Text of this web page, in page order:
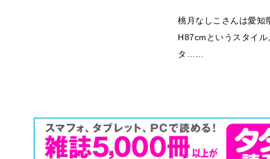
桃月なしこさんは愛知
H87cmというスタイル
タ……